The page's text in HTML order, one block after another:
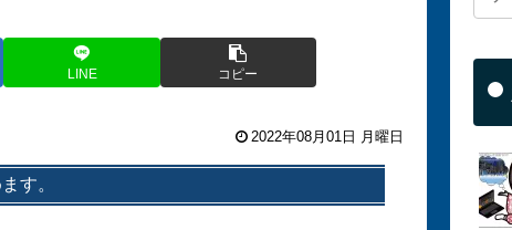
LINE コピー
2022年08月01日 月曜日
す。